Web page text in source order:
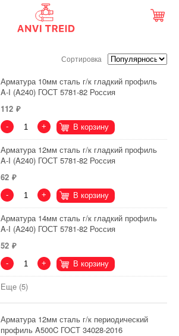
Сортировка
Арматура 10мм сталь г/к гладкий профиль
A-I (A240) ГОСТ 5781-82 Россия
112
- + В корзину
Арматура 12мм сталь г/к гладкий профиль
A-I (A240) ГОСТ 5781-82 Россия
62
- + В корзину
Арматура 14мм сталь г/к гладкий профиль
A-I (A240) ГОСТ 5781-82 Россия
52
- + В корзину
Еще (5)
Арматура 12мм сталь г/к периодический
профиль A500C ГОСТ 34028-2016